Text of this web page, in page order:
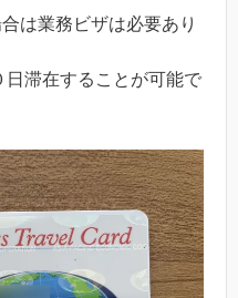
は業務ビザは必要あり
日滞在することが可能で